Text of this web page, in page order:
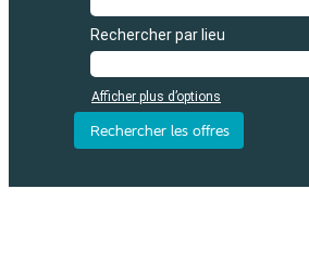
Rechercher par lieu
Afficher plus d’options